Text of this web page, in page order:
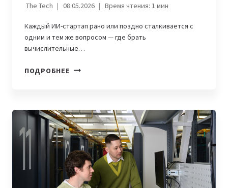
The Tech 08.05.2026 Время чтения: 1мин
Каждый ИИ-стартап рано или поздно сталкивается с
одним и тем же вопросом — где брать
вычислительные…
ПОДРОБНЕЕ ЧТО
И
ПОЧЕМУ
ВСЕ
СТАРТАПЫ
ПЛАТЯТ
ЗА
НЕГО